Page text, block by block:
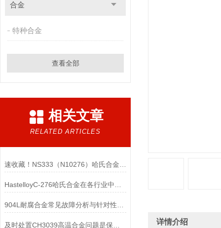
合金
特种合金
查看全部
相关文章
RELATED ARTICLES
详情介绍